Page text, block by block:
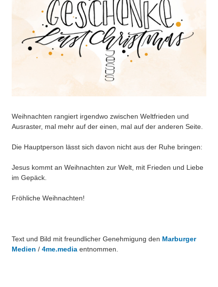
Weihnachten rangiert irgendwo zwischen Weltfrieden und
Ausraster, mal mehr auf der einen, mal auf der anderen Seite.
Die Hauptperson lässt sich davon nicht aus der Ruhe bringen:
Jesus kommt an Weihnachten zur Welt, mit Frieden und Liebe
im Gepäck.
Fröhliche Weihnachten!
Text und Bild mit freundlicher Genehmigung den Marburger
Medien / 4me.media entnommen.